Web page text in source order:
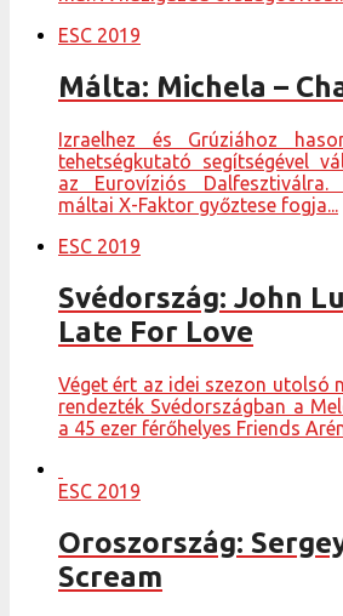
ESC 2019
Málta: Michela –
Izraelhez és Grúziához
tehetségkutató segítségével
az Eurovíziós
máltai X-Faktor győztese fogja...
ESC 2019
Svédország: John
Late For Love
Véget ért az idei szezon utolsó
rendezték Svédországban a
a 45 ezer férőhelyes Friends
ESC 2019
Oroszország:
Scream